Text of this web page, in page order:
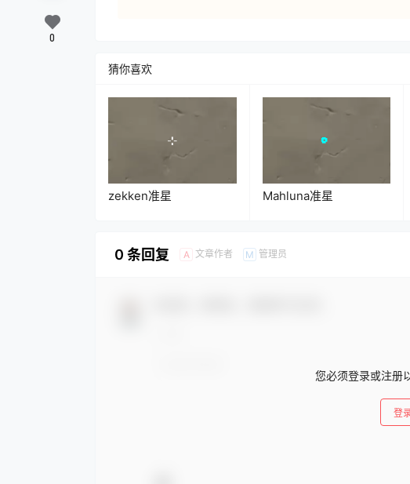
0
猜你喜欢
zekken准星 Mahluna准星
0 条回复 A 文章作者 M 管理员
您必须登录或注册
登